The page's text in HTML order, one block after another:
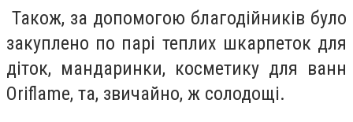
Також, за допомогою благодійників було
закуплено по парі теплих шкарпеток для
діток, мандаринки, косметику для ванн
Oriflame, та, звичайно, ж солодощі.